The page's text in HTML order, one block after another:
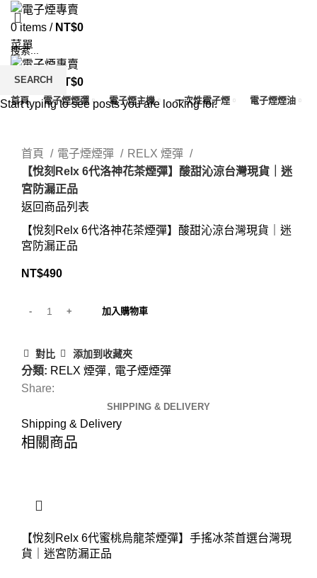
0 items / NT$0
菜單
0items / NT$0
首頁 電子煙煙彈 電子煙主機 一次性電子煙 電子煙煙油
首頁
電子煙煙彈
RELX 煙彈
【悅刻Relx 6代洛神花茶煙彈】酸甜沁涼台灣現貨｜迷
宮防漏正品
返回商品列表
【悅刻Relx 6代洛神花茶煙彈】酸甜沁涼台灣現貨｜迷
宮防漏正品
NT$490
加入購物車
對比 添加到收藏夾
分類: RELX 煙彈, 電子煙煙彈
Share:
SHIPPING & DELIVERY
Shipping & Delivery
相關商品
【悅刻Relx 6代蜜桃烏龍茶煙彈】手搖冰茶首選台灣現
貨｜迷宮防漏正品
SEARCH
Start typing to see posts you are looking for.